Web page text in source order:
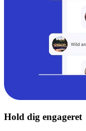
Hold dig engageret